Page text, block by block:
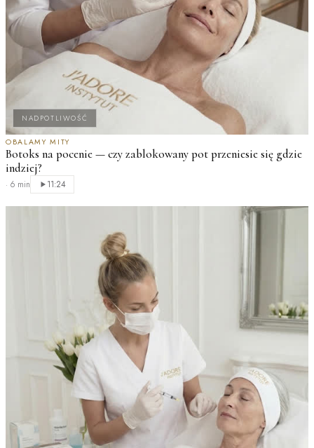
NADPOTLIWOŚĆ
OBALAMY MITY
Botoks na pocenie — czy zablokowany pot przeniesie się gdzie
indziej?
· 6 min 11:24